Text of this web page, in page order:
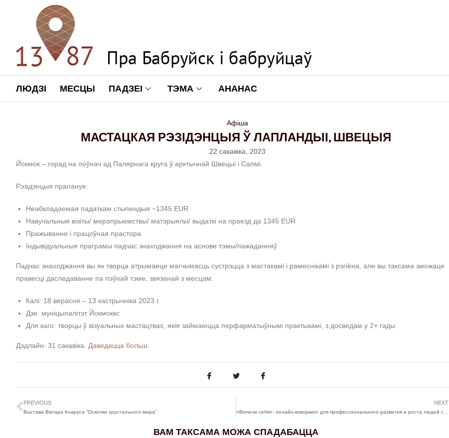
ЛЮДЗІ МЕСЦЫ ПАДЗЕІ ТЭМА АНАНАС
Афіша
МАСТАЦКАЯ РЭЗІДЭНЦЫЯ Ў ЛАПЛАНДЫІ, ШВЕЦЫЯ
22 сакавіка, 2023
Йокмок – горад на поўнач ад Палярнага круга ў арктычнай Швецыі і Сапмі.
Рэзідэнцыя прапануе:
Неабкладаемая падаткам стыпендыя ~1345 EUR
Навучальныя візіты/ мерапрыемствы/ матэрыялы/ выдаткі на праезд да 1345 EUR
Пражыванне і працоўная прастора
Індывідуальныя праграмы падчас знаходжання на аснове тэмы/пажаданняў
Падчас знаходжання вы як творца атрымаеце магчымасць сустрэцца з мастакамі і рамеснікамі з рэгіёна, але вы таксама зможаце
правесці даследаванне па пэўнай тэме, звязанай з месцам.
Калі: 18 верасня – 13 кастрычніка 2023 г.
Дзе: муніцыпалітэт Йокмоккс
Для каго: творцы ў візуальных мастацтвах, якія займаюцца перфарматыўнымі практыкамі, з досведам у 2+ гады.
Дэдлайн: 31 сакавіка. Даведацца больш.
PREVIOUS
Выстава Віктара Кнаруса “Осколки хрустального мира”
NEXT
ВАМ ТАКСАМА МОЖА СПАДАБАЦЦА